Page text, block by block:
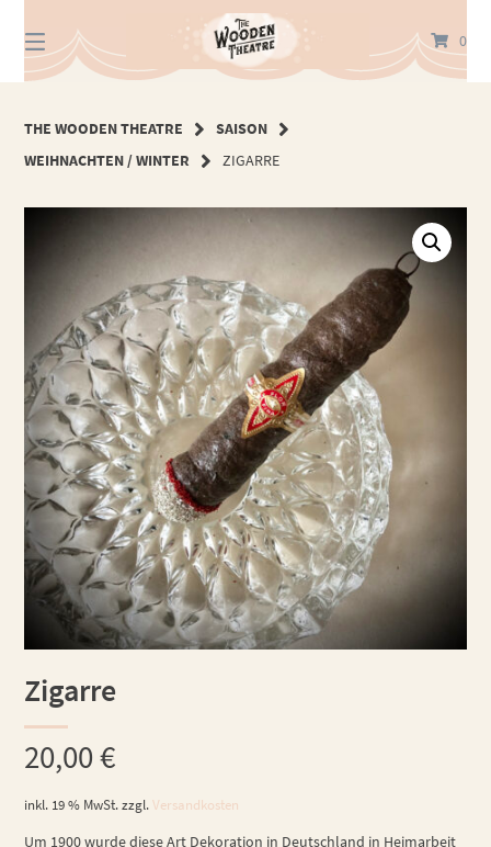
zum
Inhalt
0
THE WOODEN THEATRE
SAISON
WEIHNACHTEN / WINTER
ZIGARRE
Zigarre
20,00€
inkl. 19 % MwSt. zzgl.Versandkosten
Um 1900 wurde diese Art Dekoration in Deutschland in Heimarbeit